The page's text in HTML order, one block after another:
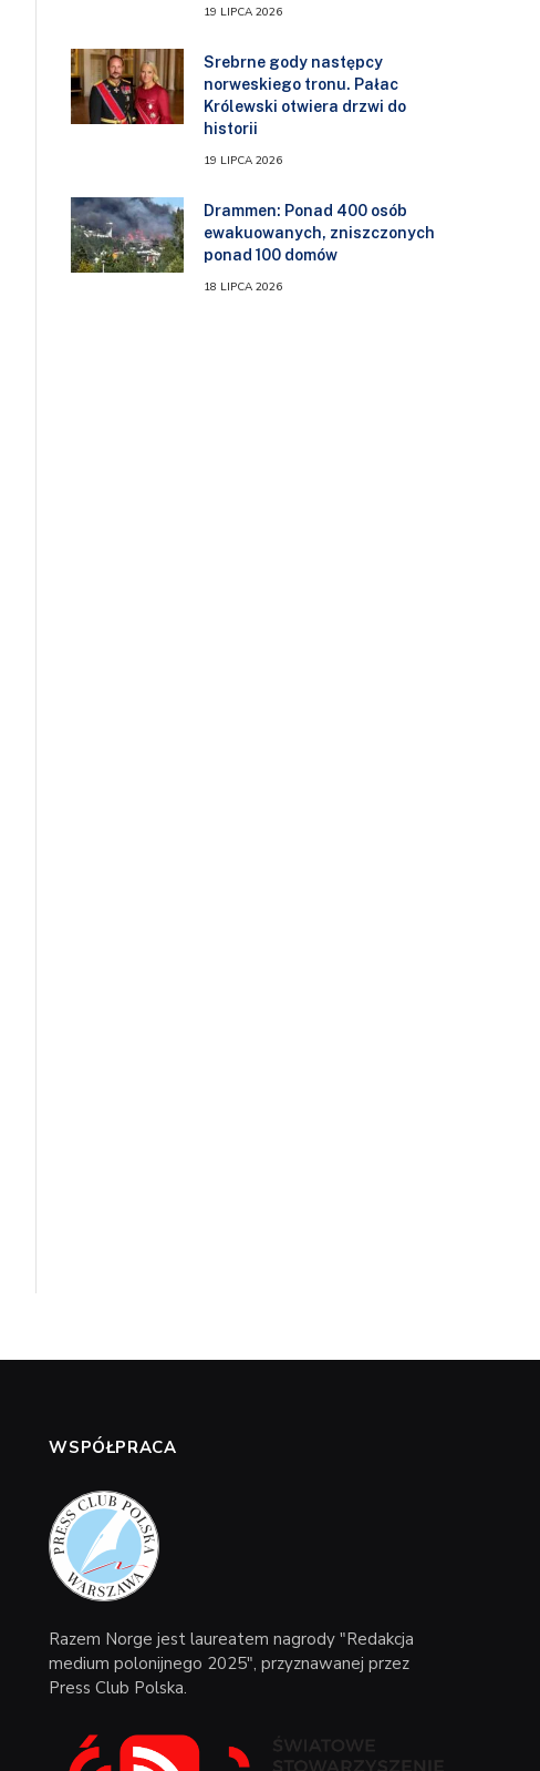
19 LIPCA 2026
Srebrne gody następcy
norweskiego tronu. Pałac
Królewski otwiera drzwi do
historii
19 LIPCA 2026
Drammen: Ponad 400 osób
ewakuowanych, zniszczonych
ponad 100 domów
18 LIPCA 2026
WSPÓŁPRACA
Razem Norge jest laureatem nagrody "Redakcja
medium polonijnego 2025", przyznawanej przez
Press Club Polska.